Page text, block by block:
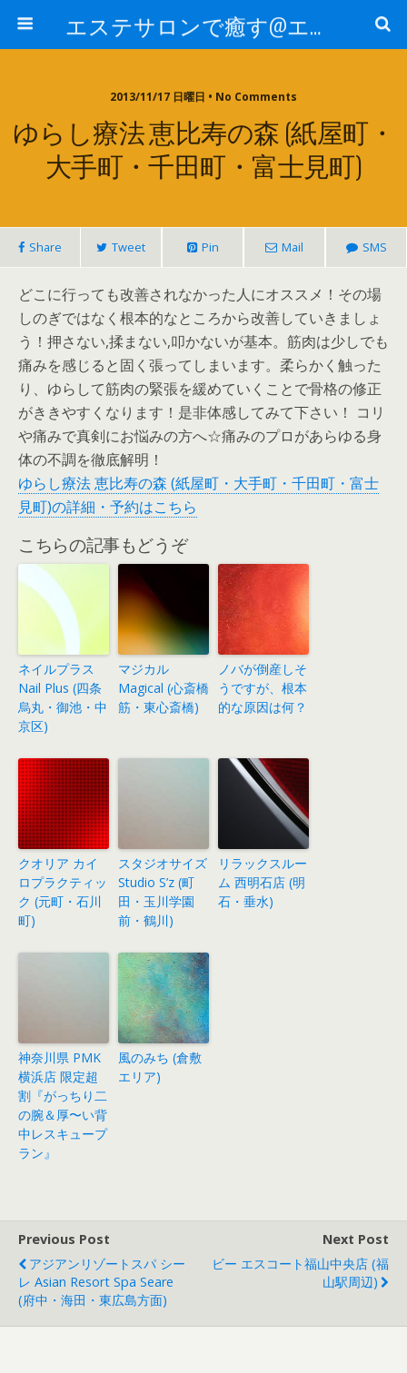
エステサロンで癒す@エステ～全国エステ情報
2013/11/17 日曜日 • No Comments
ゆらし療法 恵比寿の森 (紙屋町・
大手町・千田町・富士見町)
Share Tweet Pin Mail SMS
どこに行っても改善されなかった人にオススメ！その場
しのぎではなく根本的なところから改善していきましょ
う！押さない,揉まない,叩かないが基本。筋肉は少しでも
痛みを感じると固く張ってしまいます。柔らかく触った
り、ゆらして筋肉の緊張を緩めていくことで骨格の修正
がききやすくなります！是非体感してみて下さい！ コリ
や痛みで真剣にお悩みの方へ☆痛みのプロがあらゆる身
体の不調を徹底解明！
ゆらし療法 恵比寿の森 (紙屋町・大手町・千田町・富士
見町)の詳細・予約はこちら
こちらの記事もどうぞ
ネイルプラス
Nail Plus (四条
烏丸・御池・中
京区)
マジカル
Magical (心斎橋
筋・東心斎橋)
ノバが倒産しそ
うですが、根本
的な原因は何？
クオリア カイ
ロプラクティッ
ク (元町・石川
町)
スタジオサイズ
Studio S’z (町
田・玉川学園
前・鶴川)
リラックスルー
ム 西明石店 (明
石・垂水)
神奈川県 PMK
横浜店 限定超
割『がっちり二
の腕＆厚〜い背
中レスキュープ
ラン』
風のみち (倉敷
エリア)
Previous Post
アジアンリゾートスパ シー
レ Asian Resort Spa Seare
(府中・海田・東広島方面)
Next Post
ビー エスコート福山中央店 (福
山駅周辺)